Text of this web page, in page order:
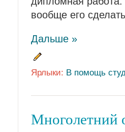
вообще его
Дальше »
Ярлыки: В помощь
Многолетний